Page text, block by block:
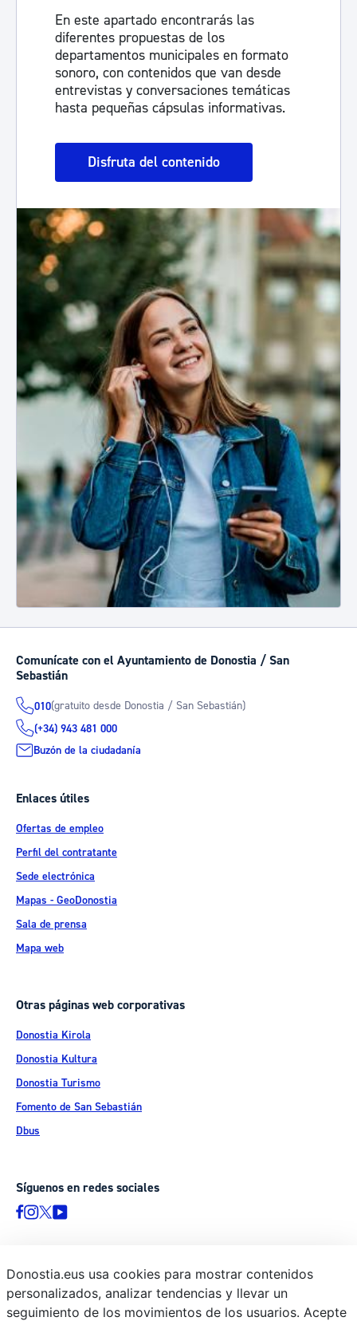
En este apartado encontrarás las
diferentes propuestas de los
departamentos municipales en formato
sonoro, con contenidos que van desde
entrevistas y conversaciones temáticas
hasta pequeñas cápsulas informativas.
Disfruta del contenido
Comunícate con el Ayuntamiento de Donostia / San
Sebastián
010(gratuito desde Donostia / San Sebastián)
(+34) 943 481 000
Buzón de la ciudadanía
Enlaces útiles
Ofertas de empleo
Perfil del contratante
Sede electrónica
Mapas - GeoDonostia
Sala de prensa
Mapa web
Otras páginas web corporativas
Donostia Kirola
Donostia Kultura
Donostia Turismo
Fomento de San Sebastián
Dbus
Síguenos en redes sociales
© Donostiako Udala - Ayuntamiento de Donostia / San Sebastián
Ijentea 1, 20003 Donostia / San Sebastián
Donostia.eus usa cookies para mostrar contenidos
personalizados, analizar tendencias y llevar un
seguimiento de los movimientos de los usuarios. Acepte